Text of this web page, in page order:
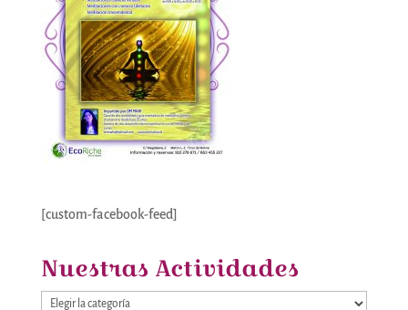
[custom-facebook-feed]
Nuestras Actividades
Nuestras